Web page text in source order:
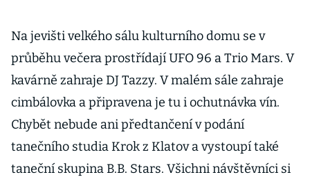
Na jevišti velkého sálu kulturního domu se v
průběhu večera prostřídají UFO 96 a Trio Mars. V
kavárně zahraje DJ Tazzy. V malém sále zahraje
cimbálovka a připravena je tu i ochutnávka vín.
Chybět nebude ani předtančení v podání
tanečního studia Krok z Klatov a vystoupí také
taneční skupina B.B. Stars. Všichni návštěvníci si